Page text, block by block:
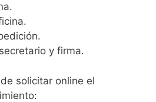
y firma.
solicitar online el